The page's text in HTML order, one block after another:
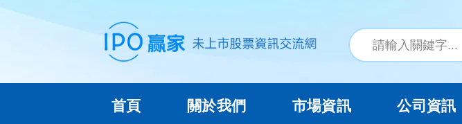
首頁 關於我們 市場資訊 公司資訊